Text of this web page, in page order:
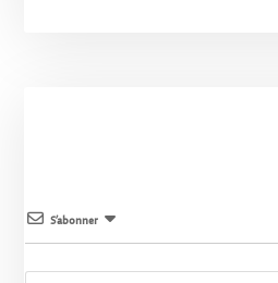
S’abonner